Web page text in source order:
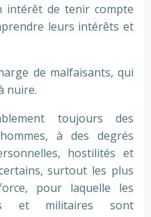
intérêt de tenir compte
leurs intérêts et
de malfaisants, qui
nuire.
toujours des
à des degrés
hostilités et
surtout les plus
pour laquelle les
et militaires sont